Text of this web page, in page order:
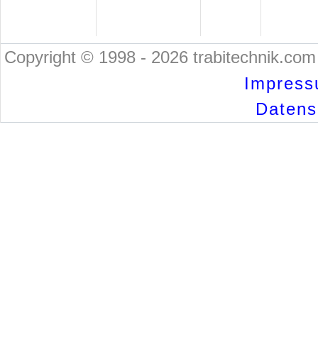
Copyright © 1998 - 2026